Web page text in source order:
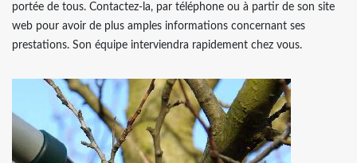
portée de tous. Contactez-la, par téléphone ou à partir de son site
web pour avoir de plus amples informations concernant ses
prestations. Son équipe interviendra rapidement chez vous.